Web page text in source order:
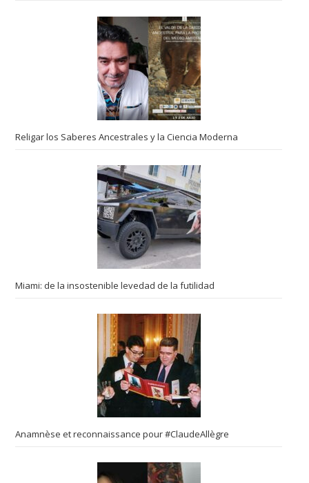
Religar los Saberes Ancestrales y la Ciencia Moderna
Miami: de la insostenible levedad de la futilidad
Anamnèse et reconnaissance pour #ClaudeAllègre